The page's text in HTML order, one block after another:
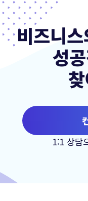
비즈니
성
1:1 상담